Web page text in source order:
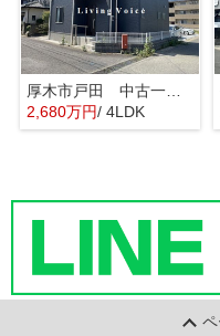
厚木市戸田 中古一戸建て
2,680万円/ 4LDK